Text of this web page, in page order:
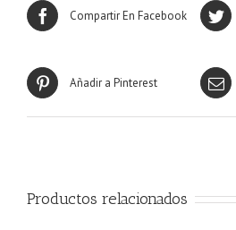
Compartir En Facebook
Añadir a Pinterest
Productos relacionados